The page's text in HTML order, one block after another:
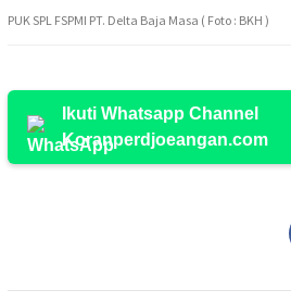
PUK SPL FSPMI PT. Delta Baja Masa ( Foto : BKH )
Ikuti Whatsapp Channel
Koranperdjoeangan.com